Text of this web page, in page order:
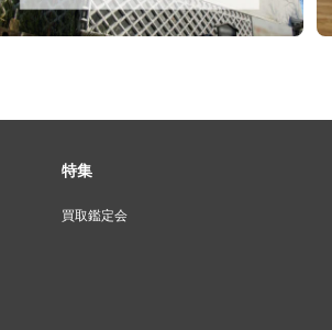
特集
買取鑑定会